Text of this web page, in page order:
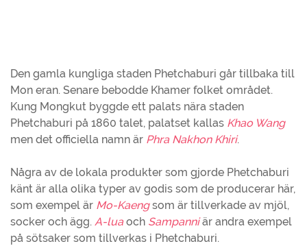
Den gamla kungliga staden Phetchaburi går tillbaka till
Mon eran. Senare bebodde Khamer folket området.
Kung Mongkut byggde ett palats nära staden
Phetchaburi på 1860 talet, palatset kallas Khao Wang
men det officiella namn är Phra Nakhon Khiri.
Några av de lokala produkter som gjorde Phetchaburi
känt är alla olika typer av godis som de producerar här,
som exempel är Mo-Kaengsom är tillverkade av mjöl,
socker och ägg. A-luaoch Sampanniär andra exempel
på sötsaker som tillverkas i Phetchaburi.